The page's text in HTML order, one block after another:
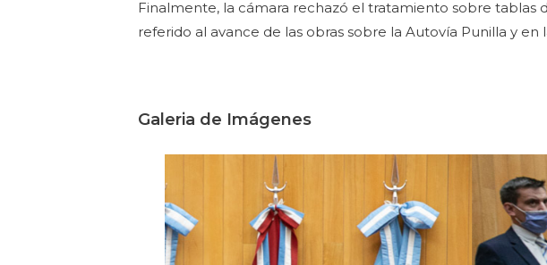
Finalmente, la cámara rechazó el tratamiento sobre tablas
referido al avance de las obras sobre la Autovía Punilla y en
Galeria de Imágenes